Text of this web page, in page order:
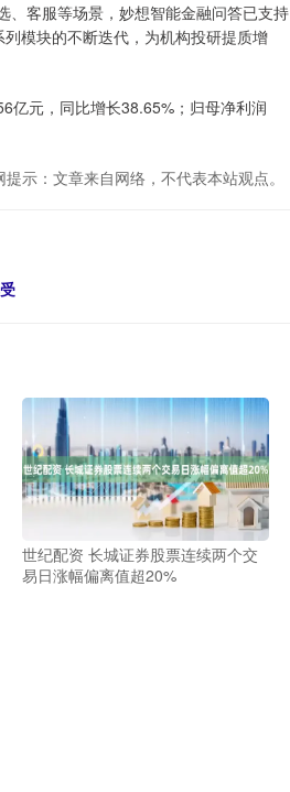
客服等场景，妙想智能金融问答已支持
模块的不断迭代，为机构投研提质增
元，同比增长38.65%；归母净利润
示：文章来自网络，不代表本站观点。
世纪配资 长城证券股票连续两个交
易日涨幅偏离值超20%